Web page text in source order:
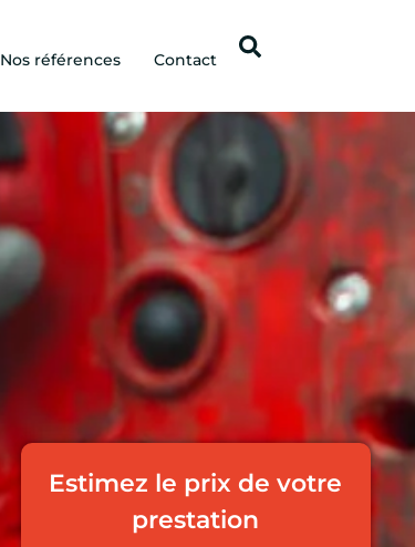
Nos références Contact
Estimez le prix de votre
prestation